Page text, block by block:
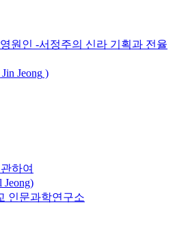
원인 -서정주의 신라 기획과 전율
Jeong )
하여
Jeong)
인문과학연구소